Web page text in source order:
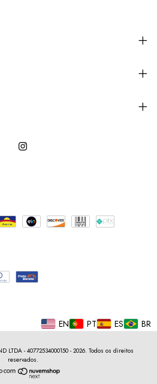
EN PT ES BR
LTDA - 40772534000150 - 2026. Todos os direitos
reservados.